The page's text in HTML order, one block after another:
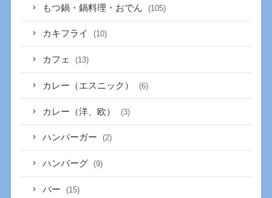
もつ鍋・鍋料理・おでん (105)
カキフライ (10)
カフェ (13)
カレー（エスニック） (6)
カレー（洋、欧） (3)
ハンバーガー (2)
ハンバーグ (9)
バー (15)